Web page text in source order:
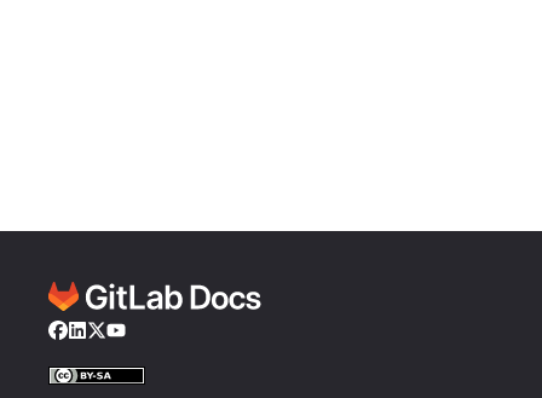
Facebook
LinkedIn
Twitter
YouTube